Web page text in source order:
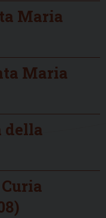
Maria
Maria
della